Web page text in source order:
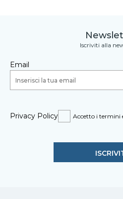
Iscriviti alla
Email
Privacy Policy Accetto i termini